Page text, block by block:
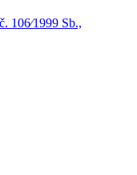
106⁄1999 Sb.,